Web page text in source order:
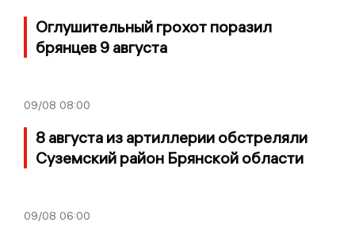
Оглушительный грохот поразил
брянцев 9 августа
09/08 08:00
8 августа из артиллерии обстреляли
Суземский район Брянской области
09/08 06:00